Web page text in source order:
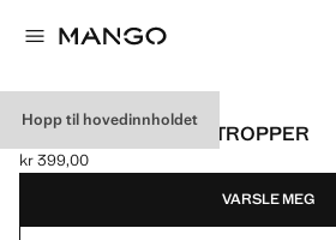
Hopp til hovedinnholdet
HEKLET TOPP MED STROPPER
Gjeldende pris [kr 399,00 ]
kr 399,00
Velg en farge
VARSLE MEG